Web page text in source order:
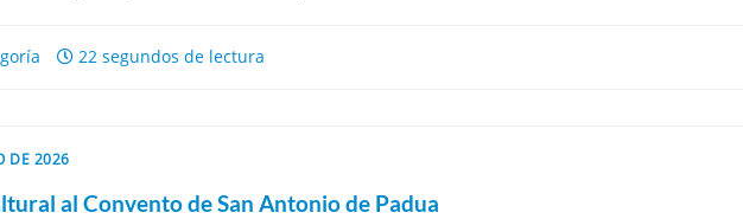
22 segundos de lectura
DE 2026
al Convento de San Antonio de Padua